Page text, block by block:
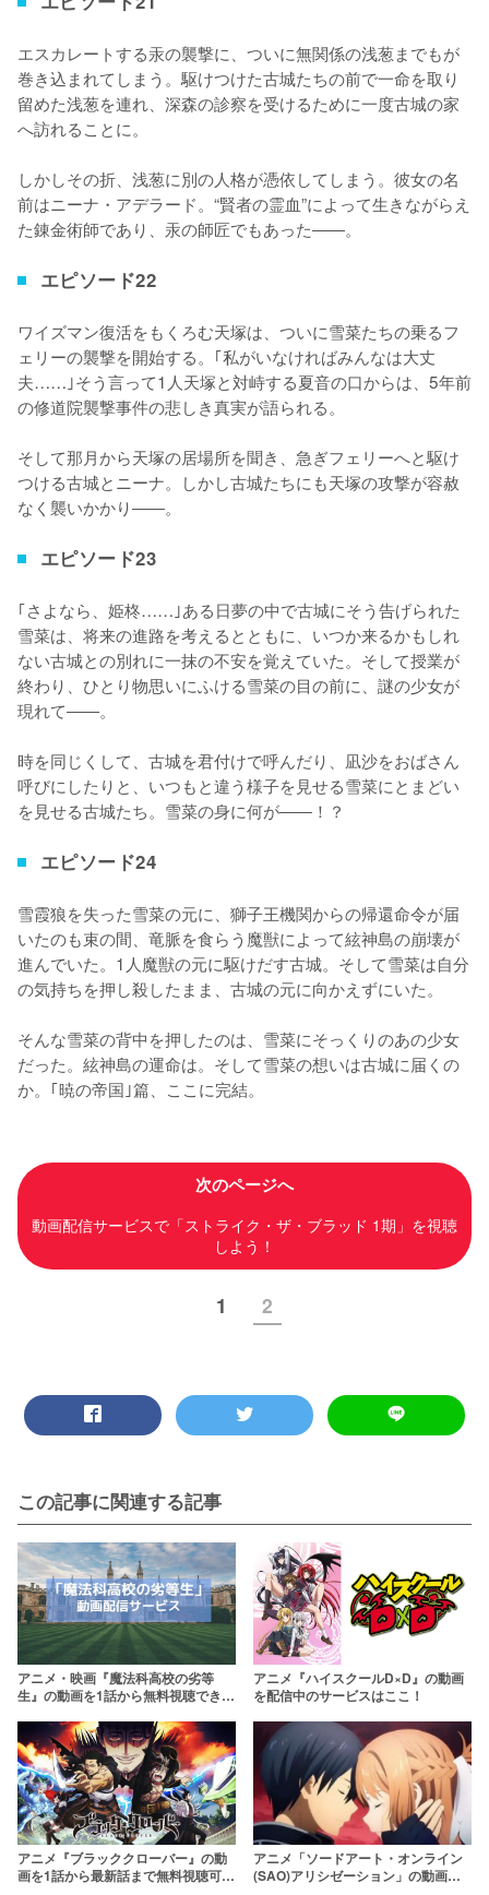
エスカレートする汞の襲撃に、ついに無関係の浅葱までもが
巻き込まれてしまう。駆けつけた古城たちの前で一命を取り
留めた浅葱を連れ、深森の診察を受けるために一度古城の家
へ訪れることに。
しかしその折、浅葱に別の人格が憑依してしまう。彼女の名
前はニーナ・アデラード。“賢者の霊血”によって生きながらえ
た錬金術師であり、汞の師匠でもあった――。
エピソード22
ワイズマン復活をもくろむ天塚は、ついに雪菜たちの乗るフ
ェリーの襲撃を開始する。｢私がいなければみんなは大丈
夫……｣そう言って1人天塚と対峙する夏音の口からは、5年前
の修道院襲撃事件の悲しき真実が語られる。
そして那月から天塚の居場所を聞き、急ぎフェリーへと駆け
つける古城とニーナ。しかし古城たちにも天塚の攻撃が容赦
なく襲いかかり――。
エピソード23
｢さよなら、姫柊……｣ある日夢の中で古城にそう告げられた
雪菜は、将来の進路を考えるとともに、いつか来るかもしれ
ない古城との別れに一抹の不安を覚えていた。そして授業が
終わり、ひとり物思いにふける雪菜の目の前に、謎の少女が
現れて――。
時を同じくして、古城を君付けで呼んだり、凪沙をおばさん
呼びにしたりと、いつもと違う様子を見せる雪菜にとまどい
を見せる古城たち。雪菜の身に何が――！？
エピソード24
雪霞狼を失った雪菜の元に、獅子王機関からの帰還命令が届
いたのも束の間、竜脈を食らう魔獣によって絃神島の崩壊が
進んでいた。1人魔獣の元に駆けだす古城。そして雪菜は自分
の気持ちを押し殺したまま、古城の元に向かえずにいた。
そんな雪菜の背中を押したのは、雪菜にそっくりのあの少女
だった。絃神島の運命は。そして雪菜の想いは古城に届くの
か。｢暁の帝国｣篇、ここに完結。
次のページへ
動画配信サービスで「ストライク・ザ・ブラッド 1期」を視聴
しよう！
1 2
この記事に関連する記事
アニメ・映画『魔法科高校の劣等
生』の動画を1話から無料視聴できる
アニメ『ハイスクールD×D』の動画
を配信中のサービスはここ！
アニメ『ブラッククローバー』の動
画を1話から最新話まで無料視聴可能
アニメ「ソードアート・オンライン
(SAO)アリシゼーション」の動画を